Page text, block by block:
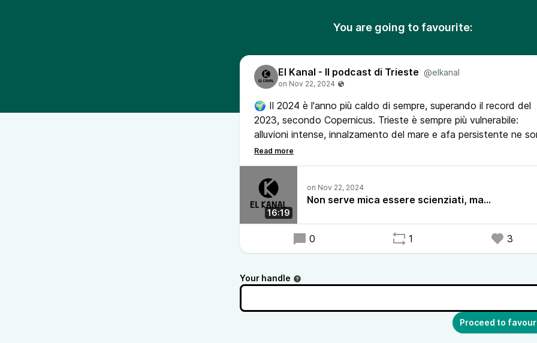
You are going to favourite:
El Kanal - Il podcast di Trieste @elkanal
🌍 Il 2024 è l'anno più caldo di sempre, superando il record del
2023, secondo Copernicus. Trieste è sempre più vulnerabile:
alluvioni intense, innalzamento del mare e afa persistente ne
segnali evidenti
❓ Quali scenari ci aspettano? E cosa può fare la politica locale
per mitigare la crisi climatica?
🔬 Ne parlano il ricercatore OGS Marco Reale e il climatologo
Premio Nobel Filippo Giorgi.
16:19
Non serve mica essere scienziati, ma...
0 1 3
Your handle
Proceed to